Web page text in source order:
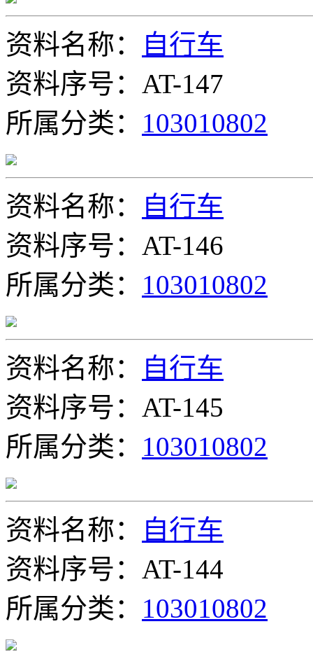
资料名称：
自行车
资料序号：AT-147
所属分类： 103010802
资料名称：
自行车
资料序号：AT-146
所属分类： 103010802
资料名称：
自行车
资料序号：AT-145
所属分类： 103010802
资料名称：
自行车
资料序号：AT-144
所属分类： 103010802